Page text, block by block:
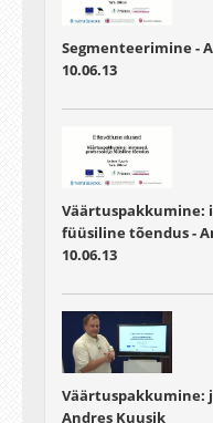
Segmenteerimine -
10.06.13
Väärtuspakkumine:
füüsiline tõendus -
10.06.13
Väärtuspakkumine:
Andres Kuusik